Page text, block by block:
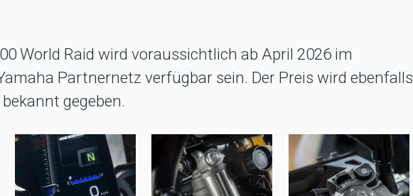
World Raid wird voraussichtlich ab April 2026 im
Partnernetz verfügbar sein. Der Preis wird ebenfalls
gegeben.